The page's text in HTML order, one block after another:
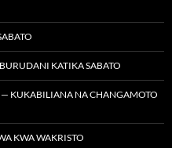
KATIKA SABATO
KUKABILIANA NA CHANGAMOTO
KWA WAKRISTO